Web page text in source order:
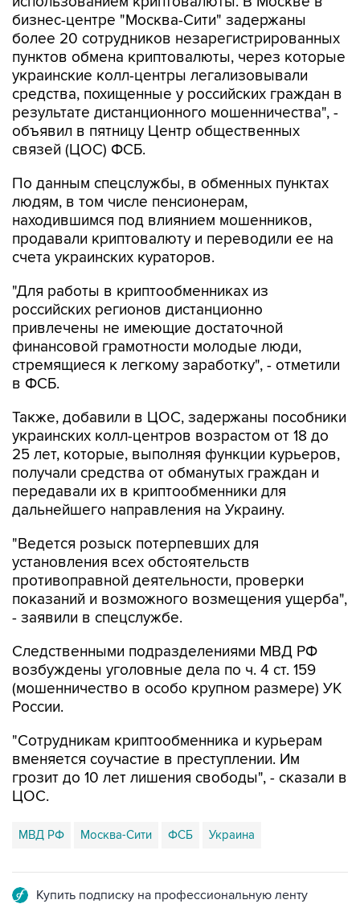
более 20 сотрудников незарегистрированных
пунктов обмена криптовалюты, через которые
украинские колл-центры легализовывали
средства, похищенные у российских граждан в
результате дистанционного мошенничества", -
объявил в пятницу Центр общественных
связей (ЦОС) ФСБ.
По данным спецслужбы, в обменных пунктах
находившимся под влиянием мошенников,
продавали криптовалюту и переводили ее на
счета украинских кураторов.
"Для работы в криптообменниках из
привлечены не имеющие достаточной
финансовой грамотности молодые люди,
стремящиеся к легкому заработку", - отметили
в ФСБ.
Также, добавили в ЦОС, задержаны пособники
25 лет, которые, выполняя функции курьеров,
получали средства от обманутых граждан и
передавали их в криптообменники для
дальнейшего направления на Украину.
"Ведется розыск потерпевших для
противоправной деятельности, проверки
показаний и возможного возмещения ущерба",
- заявили в спецслужбе.
Следственными подразделениями МВД РФ
(мошенничество в особо крупном размере) УК
России.
"Сотрудникам криптообменника и курьерам
грозит до 10 лет лишения свободы", - сказали в
ЦОС.
МВД РФ
Подписаться на рассылку главных новостей сайта